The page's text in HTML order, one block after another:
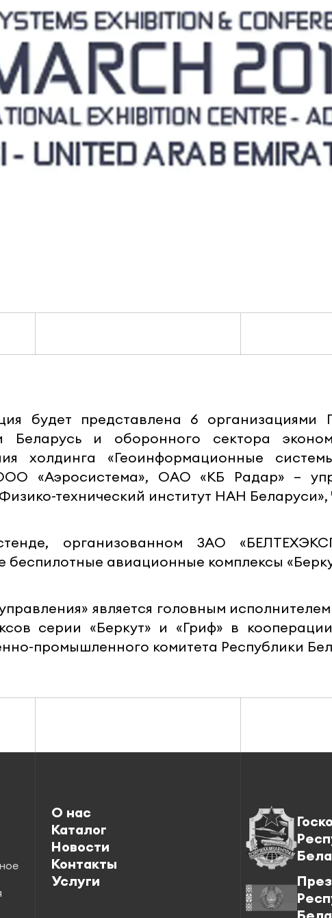
будет представлена 6 организациями
Беларусь и оборонного сектора
холдинга «Геоинформационные
«Аэросистема», ОАО «КБ Радар» –
технический институт НАН
организованном ЗАО
авиационные комплексы
является головным
серии «Беркут» и «Гриф» в
промышленного комитета Республики
О нас
Каталог
Новости
Контакты
Услуги